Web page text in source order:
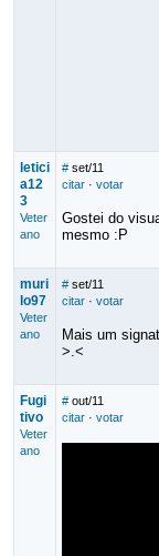
letici
a12
3
Veter
ano
# set/11
citar· votar
Gostei do
mesmo :P
muri
lo97
Veter
ano
# set/11
citar· votar
Mais um
>.<
Fugi
tivo
Veter
ano
# out/11
citar· votar